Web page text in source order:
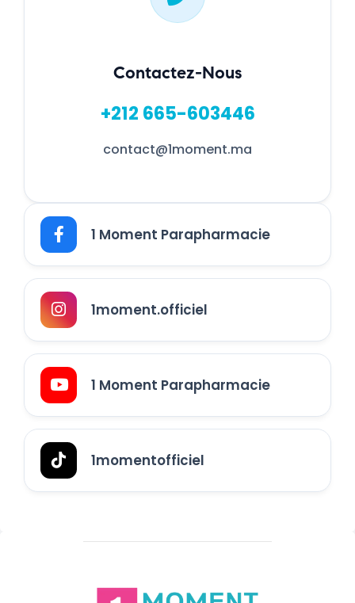
Contactez-Nous
+212 665-603446
contact@1moment.ma
1 Moment Parapharmacie
1moment.officiel
1 Moment Parapharmacie
1momentofficiel